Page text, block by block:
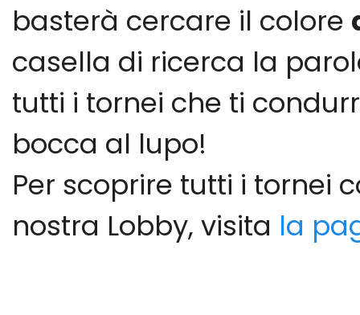
basterà cercare il colore
casella di ricerca la
tutti i tornei che ti
bocca al lupo!
Per scoprire tutti i tornei
nostra Lobby, visita la